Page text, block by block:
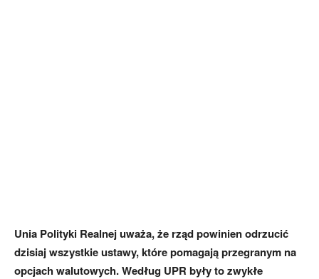
Unia Polityki Realnej uważa, że rząd powinien odrzucić
dzisiaj wszystkie ustawy, które pomagają przegranym na
opcjach walutowych. Według UPR były to zwykłe